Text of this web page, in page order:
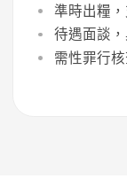
準時出糧
待遇面談
需性罪行